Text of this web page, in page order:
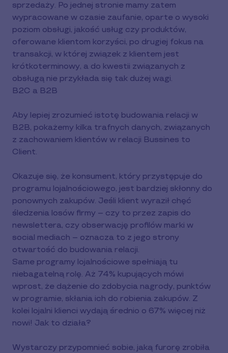
sprzedaży. Po jednej stronie mamy zatem
wypracowane w czasie zaufanie, oparte o wysoki
poziom obsługi, jakość usług czy produktów,
oferowane klientom korzyści, po drugiej fokus na
transakcji, w której związek z klientem jest
krótkoterminowy, a do kwestii związanych z
obsługą nie przykłada się tak dużej wagi.
B2C a B2B
Aby lepiej zrozumieć istotę budowania relacji w
B2B, pokażemy kilka trafnych danych, związanych
z zachowaniem klientów w relacji Bussines to
Client.
Okazuje się, że konsument, który przystępuje do
programu lojalnościowego, jest bardziej skłonny do
ponownych zakupów. Jeśli klient wyraził chęć
śledzenia losów firmy – czy to przez zapis do
newslettera, czy obserwację profilów marki w
social mediach – oznacza to z jego strony
otwartość do budowania relacji.
Same programy lojalnościowe spełniają tu
niebagatelną rolę. Aż 74% kupujących mówi
wprost, że dążenie do zdobycia nagrody, punktów
w programie, skłania ich do robienia zakupów. Z
kolei lojalni klienci wydają średnio o 67% więcej niż
nowi! Jak to działa?
Wystarczy przypomnieć sobie, jaką furorę zrobiła